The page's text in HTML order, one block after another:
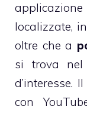
localizzate,
oltre che a
si trova nel
d’interesse.
con